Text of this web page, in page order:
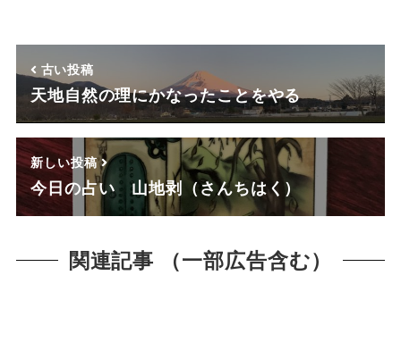
古い投稿
天地自然の理にかなったことをやる
新しい投稿
今日の占い 山地剥（さんちはく）
関連記事 （一部広告含む）